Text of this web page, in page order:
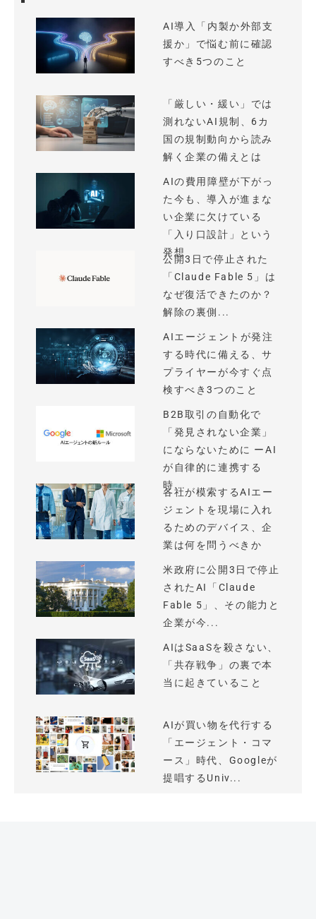
AI導入「内製か外部支
援か」で悩む前に確認
すべき5つのこと
「厳しい・緩い」では
測れないAI規制、6カ
国の規制動向から読み
解く企業の備えとは
AIの費用障壁が下がっ
た今も、導入が進まな
い企業に欠けている
「入り口設計」という
発想
公開3日で停止された
「Claude Fable 5」は
なぜ復活できたのか？
解除の裏側...
AIエージェントが発注
する時代に備える、サ
プライヤーが今すぐ点
検すべき3つのこと
B2B取引の自動化で
「発見されない企業」
にならないために ーAI
が自律的に連携する
時...
各社が模索するAIエー
ジェントを現場に入れ
るためのデバイス、企
業は何を問うべきか
米政府に公開3日で停止
されたAI「Claude
Fable 5」、その能力と
企業が今...
AIはSaaSを殺さない、
「共存戦争」の裏で本
当に起きていること
AIが買い物を代行する
「エージェント・コマ
ース」時代、Googleが
提唱するUniv...